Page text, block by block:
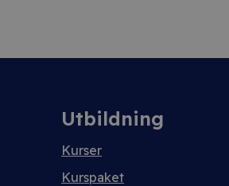
Utbildning
Kurser
Kurspaket